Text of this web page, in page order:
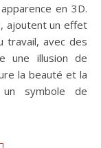
en 3D.
ajoutent un effet
travail, avec des
une illusion de
la beauté et la
symbole de